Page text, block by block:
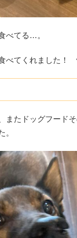
べてる…。
べてくれました！
またドッグフード
。